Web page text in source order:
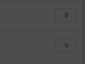
0
0